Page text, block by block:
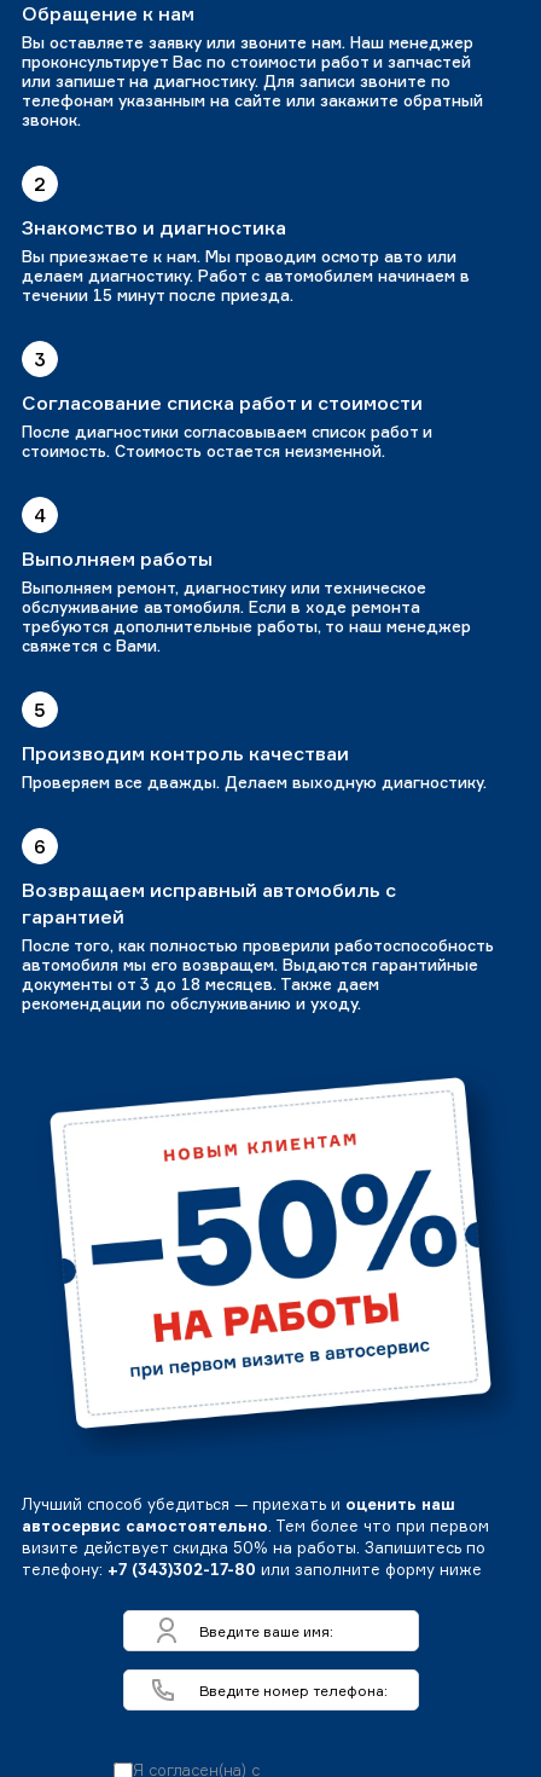
Обращение к нам
Вы оставляете заявку или звоните нам. Наш менеджер
проконсультирует Вас по стоимости работ и запчастей
или запишет на диагностику. Для записи звоните по
телефонам указанным на сайте или закажите обратный
звонок.
2
Знакомство и диагностика
Вы приезжаете к нам. Мы проводим осмотр авто или
делаем диагностику. Работ с автомобилем начинаем в
течении 15 минут после приезда.
3
Согласование списка работ и стоимости
После диагностики согласовываем список работ и
стоимость. Стоимость остается неизменной.
4
Выполняем работы
Выполняем ремонт, диагностику или техническое
обслуживание автомобиля. Если в ходе ремонта
требуются дополнительные работы, то наш менеджер
свяжется с Вами.
5
Производим контроль качестваи
Проверяем все дважды. Делаем выходную диагностику.
6
Возвращаем исправный автомобиль с
гарантией
После того, как полностью проверили работоспособность
автомобиля мы его возвращем. Выдаются гарантийные
документы от 3 до 18 месяцев. Также даем
рекомендации по обслуживанию и уходу.
Лучший способ убедиться — приехать и оценить наш
автосервис самостоятельно. Тем более что при первом
визите действует скидка 50% на работы. Запишитесь по
телефону: +7 (343)302-17-80 или заполните форму ниже
Я согласен(на) с